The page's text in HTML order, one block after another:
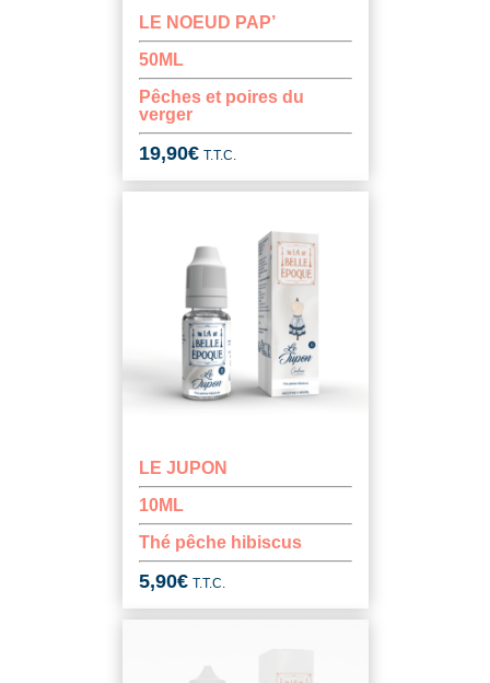
LE NOEUD PAP’
50ML
Pêches et poires du
verger
19,90€ T.T.C.
LE JUPON
10ML
Thé pêche hibiscus
5,90€ T.T.C.